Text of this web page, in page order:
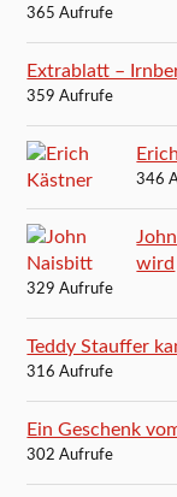
365 Aufrufe
Extrablatt –
359 Aufrufe
346
wird
329 Aufrufe
Teddy Stauffer
316 Aufrufe
Ein Geschenk
302 Aufrufe